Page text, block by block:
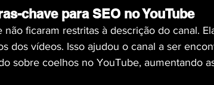
chave para SEO no YouTube
não ficaram restritas à descrição do canal.
dos vídeos. Isso ajudou o canal a ser
sobre coelhos no YouTube, aumentando